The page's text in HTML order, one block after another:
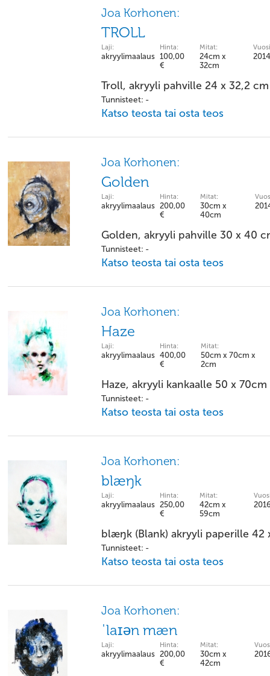
Joa Korhonen:
TROLL
Laji:
akryylimaalaus
Hinta:
100,00
€
Mitat:
24cm x
32cm
2014
Troll, akryyli pahville 24 x 32,2 cm
Tunnisteet: -
Katso teosta tai osta teos
Joa Korhonen:
Golden
Laji:
akryylimaalaus
Hinta:
200,00
€
Mitat:
30cm x
40cm
Golden, akryyli pahville 30 x 40
Tunnisteet: -
Katso teosta tai osta teos
Joa Korhonen:
Haze
Laji:
akryylimaalaus
Hinta:
400,00
€
Mitat:
50cm x 70cm x
2cm
Haze, akryyli kankaalle 50 x 70cm
Tunnisteet: -
Katso teosta tai osta teos
Joa Korhonen:
blæŋk
Laji:
akryylimaalaus
Hinta:
250,00
€
Mitat:
42cm x
59cm
blæŋk (Blank) akryyli paperille 42
Tunnisteet: -
Katso teosta tai osta teos
Joa Korhonen:
ˈlaɪən mæn
Laji:
akryylimaalaus
Hinta:
200,00
€
Mitat:
30cm x
42cm